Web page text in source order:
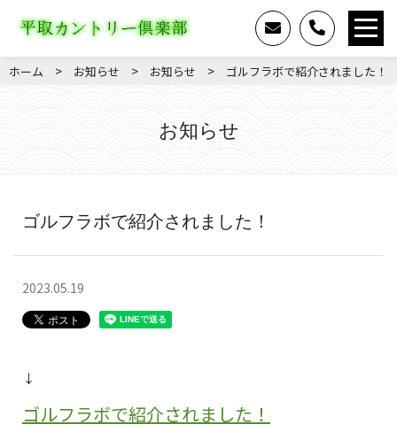
ホーム > お知らせ > お知らせ > ゴルフラボで紹介されました！
お知らせ
ゴルフラボで紹介されました！
2023.05.19
↓
ゴルフラボで紹介されました！